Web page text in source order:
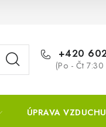
+420
(Po - Čt
ÚPRAVA VZDUCHU